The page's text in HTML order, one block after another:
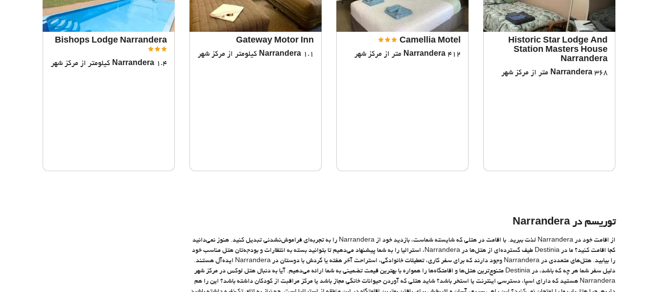
Historic Star Lodge And
Station Masters House
Narrandera
Narrandera 368 متر از مرکز شهر
Camellia Motel
Narrandera 412 متر از مرکز شهر
Gateway Motor Inn
Narrandera 1.1 کیلومتر از مرکز شهر
Bishops Lodge Narrandera
Narrandera 1.4 کیلومتر از مرکز شهر
توریسم در Narrandera
از اقامت خود در Narrandera لذت ببرید. با اقامت در هتلی که شایسته شماست، بازدید خود از Narrandera را به تجربه‌ای فراموش‌نشدنی تبدیل کنید. هنوز نمی‌دانید
کجا اقامت کنید؟ ما در Destinia طیف گسترده‌ای از هتل‌ها در Narrandera، استرالیا را به شما پیشنهاد می‌دهیم تا بتوانید بسته به انتظارات و بودجه‌تان هتل مناسب خود
را بیابید. هتل‌های متعددی در Narrandera وجود دارند که برای سفر کاری، تعطیلات خانوادگی، استراحت آخر هفته یا گردش با دوستان در Narrandera ایده‌آل هستند.
دلیل سفر شما هر چه که باشد، در Destinia متنوع‌ترین هتل‌ها و اقامتگاه‌ها را همواره با بهترین قیمت تضمینی به شما ارائه می‌دهیم. آیا به دنبال هتل لوکس در مرکز شهر
Narrandera هستید که دارای اسپا، دسترسی اینترنت یا استخر باشد؟ شاید هتلی که آوردن حیوانات خانگی مجاز باشد یا مرکز مراقبت از کودکان داشته باشد؟ این را هم